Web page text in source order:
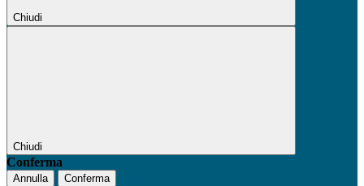
Chiudi
Chiudi
Conferma
Annulla Conferma